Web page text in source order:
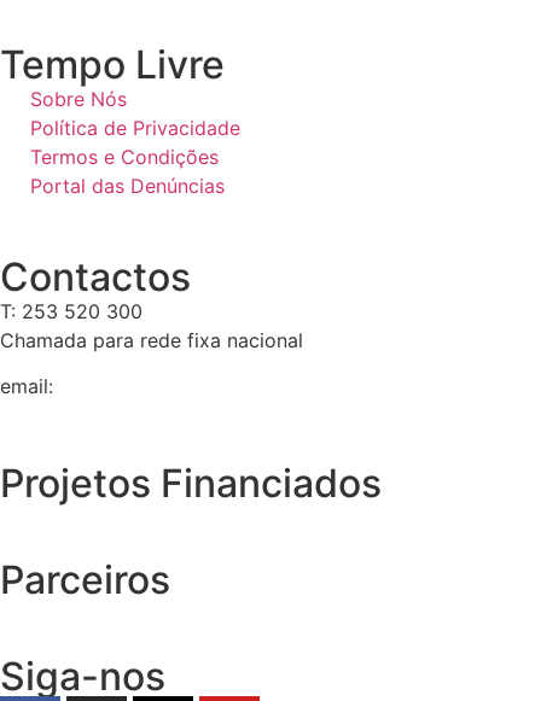
Tempo Livre
Sobre Nós
Política de Privacidade
Termos e Condições
Portal das Denúncias
Contactos
T: 253 520 300
Chamada para rede fixa nacional
email:
Projetos Financiados
Parceiros
Siga-nos